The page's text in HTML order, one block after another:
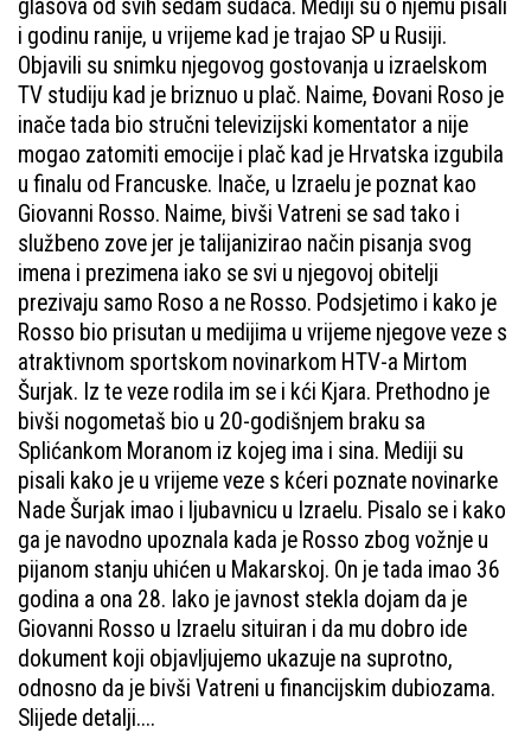
glasova od svih sedam sudaca. Mediji su o njemu pisali
i godinu ranije, u vrijeme kad je trajao SP u Rusiji.
Objavili su snimku njegovog gostovanja u izraelskom
TV studiju kad je briznuo u plač. Naime, Đovani Roso je
inače tada bio stručni televizijski komentator a nije
mogao zatomiti emocije i plač kad je Hrvatska izgubila
u finalu od Francuske. Inače, u Izraelu je poznat kao
Giovanni Rosso. Naime, bivši Vatreni se sad tako i
službeno zove jer je talijanizirao način pisanja svog
imena i prezimena iako se svi u njegovoj obitelji
prezivaju samo Roso a ne Rosso. Podsjetimo i kako je
Rosso bio prisutan u medijima u vrijeme njegove veze s
atraktivnom sportskom novinarkom HTV-a Mirtom
Šurjak. Iz te veze rodila im se i kći Kjara. Prethodno je
bivši nogometaš bio u 20-godišnjem braku sa
Splićankom Moranom iz kojeg ima i sina. Mediji su
pisali kako je u vrijeme veze s kćeri poznate novinarke
Nade Šurjak imao i ljubavnicu u Izraelu. Pisalo se i kako
ga je navodno upoznala kada je Rosso zbog vožnje u
pijanom stanju uhićen u Makarskoj. On je tada imao 36
godina a ona 28. Iako je javnost stekla dojam da je
Giovanni Rosso u Izraelu situiran i da mu dobro ide
dokument koji objavljujemo ukazuje na suprotno,
odnosno da je bivši Vatreni u financijskim dubiozama.
Slijede detalji....